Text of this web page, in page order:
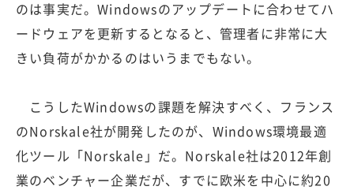
のは事実だ。Windowsのアップデートに合わせてハ
ードウェアを更新するとなると、管理者に非常に大
きい負荷がかかるのはいうまでもない。
こうしたWindowsの課題を解決すべく、フランス
のNorskale社が開発したのが、Windows環境最適
化ツール「Norskale」だ。Norskale社は2012年創
業のベンチャー企業だが、すでに欧米を中心に約20